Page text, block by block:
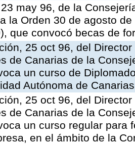
may 96, de la
la Orden 30 de agosto
que convocó becas de
25 oct 96, del
de Canarias de la
un curso de
Autónoma de Canarias
25 oct 96, del
de Canarias de la
un curso regular para
en el ámbito de la